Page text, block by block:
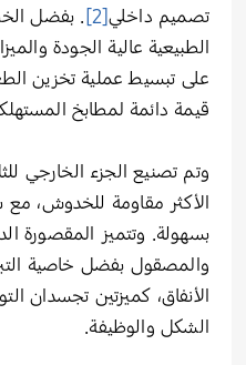
تصميم داخلي[2]
. بفضل
الطبيعية عالية الجودة
على تبسيط عملية تخزين
قيمة دائمة لمطابخ
وتم تصنيع الجزء الخارجي
الأكثر مقاومة للخدوش،
بسهولة. وتتميز المقصورة
والمصقول بفضل خاصية
الأنفاق، كميزتين تجسدان
الشكل والوظيفة.